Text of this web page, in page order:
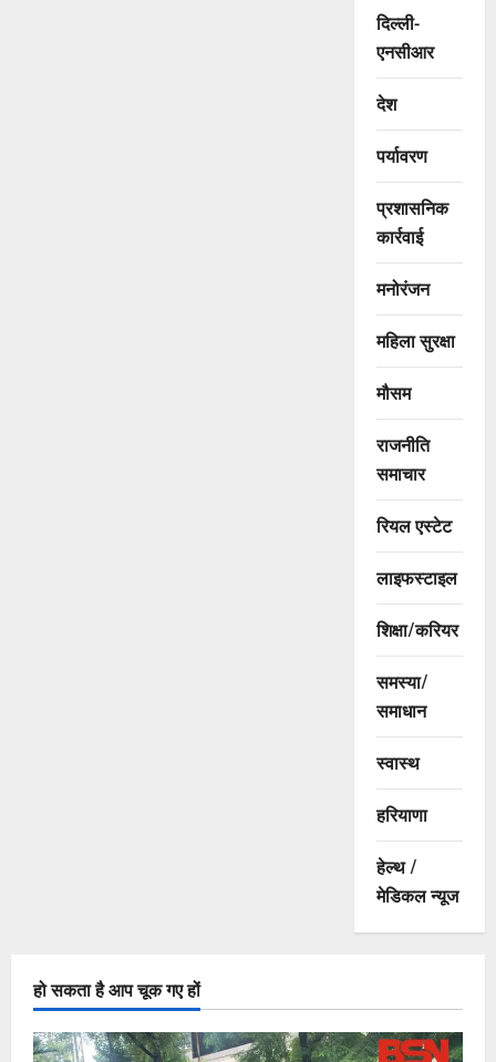
दिल्ली-
एनसीआर
देश
पर्यावरण
प्रशासनिक
कार्रवाई
मनोरंजन
महिला सुरक्षा
मौसम
राजनीति
समाचार
रियल एस्टेट
लाइफस्टाइल
शिक्षा/करियर
समस्या/
समाधान
स्वास्थ
हरियाणा
हेल्थ /
मेडिकल न्यूज
हो सकता है आप चूक गए हों